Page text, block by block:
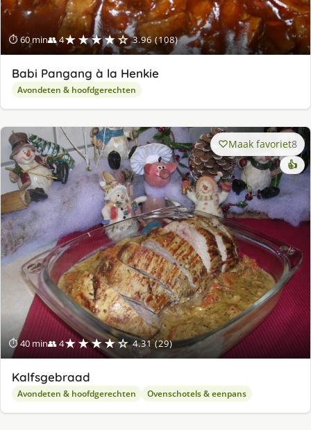
⏱ 60 min👥 4★★★★☆ 3.96 (108)
Babi Pangang à la Henkie
Avondeten & hoofdgerechten
⏱ 40 min👥 4★★★★☆ 4.31 (29)
Maak favoriet8
👍
Kalfsgebraad
Avondeten & hoofdgerechten Ovenschotels & eenpans